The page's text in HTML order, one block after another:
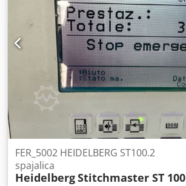
FER_5002 HEIDELBERG ST100.2
spajalica
HeidelbergStitchmaster ST 100